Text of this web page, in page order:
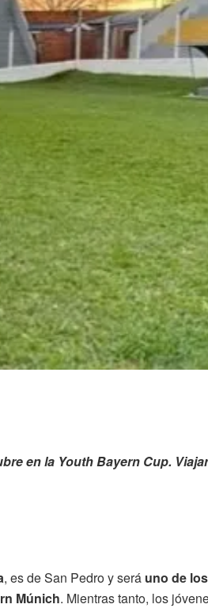
en la Youth Bayern Cup.
, es de San Pedro y será uno de
Múnich. Mientras tanto, los